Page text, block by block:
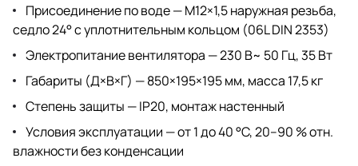
Присоединение по воде — M12×1,5 наружная резьба,
седло 24° с уплотнительным кольцом (06L DIN 2353)
Электропитание вентилятора — 230 В~ 50 Гц, 35 Вт
Габариты (Д×В×Г) — 850×195×195 мм, масса 17,5 кг
Степень защиты — IP20, монтаж настенный
Условия эксплуатации — от 1 до 40 °C, 20–90 % отн.
влажности без конденсации